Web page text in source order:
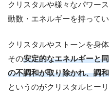
クリスタルや様々なパワー
動数・エネルギーを持ってい
クリスタルやストーンを身
その安定的なエネルギーと
の不調和が取り除かれ、調
というのがクリスタルヒー